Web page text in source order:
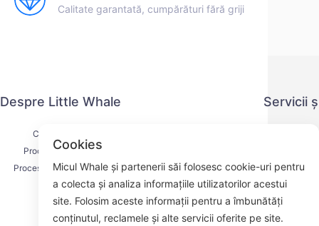
Calitate garantată, cumpărături fără griji
Despre Little Whale
Contactați-ne
Procesul de livrare
Procesul de rambursare
Despre noi
Servicii
Acordul
Cookies
Micul Whale și partenerii săi folosesc cookie-uri pentru
a colecta și analiza informațiile utilizatorilor acestui
site. Folosim aceste informații pentru a îmbunătăți
conținutul, reclamele și alte servicii oferite pe site.